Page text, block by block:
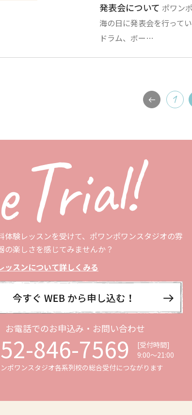
発表会について ポワン
海の日に発表会を行って
ドラム、ボー…
1
体験レッスンを受けて、ポワンポワンスタジオの雰
の楽しさを感じてみませんか？
ッスンについて詳しくみる
お電話でのお申込み・お問い合わせ
846-7569
[受付時間]
9:00〜21:00
ポワンスタジオ各系列校の総合受付につながります